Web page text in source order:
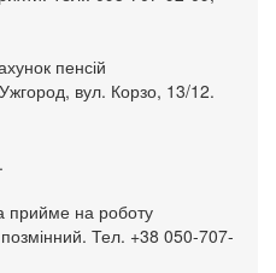
пенсій
вул. Корзо, 13/12.
прийме на роботу
Тел. +38 050-707-